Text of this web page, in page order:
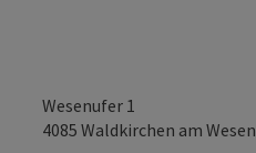
Wesenufer 1
4085 Waldkirchen am Wesen